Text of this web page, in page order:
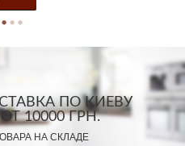
ПО КИЕВУ
10000 ГРН.
НА СКЛАДЕ